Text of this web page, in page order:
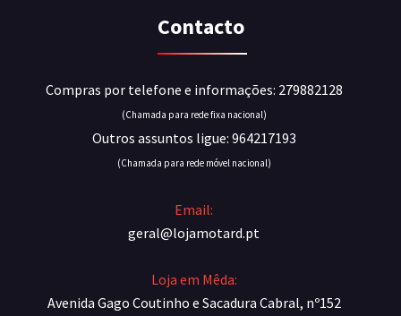
Contacto
Compras por telefone e informações: 279882128
(Chamada para rede fixa nacional)
Outros assuntos ligue: 964217193
(Chamada para rede móvel nacional)
Email:
geral@lojamotard.pt
Loja em Mêda:
Avenida Gago Coutinho e Sacadura Cabral, nº152